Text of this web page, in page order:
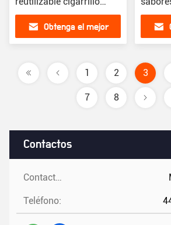
Contactos
Contactos:
Teléfono:
electrónico recargable en
15 saboresObtenga el mejor
1 2 3
7 8